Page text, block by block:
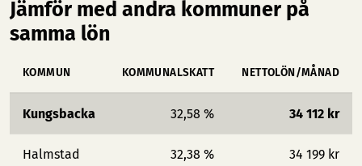
Jämför med andra kommuner på
samma lön
KOMMUN KOMMUNALSKATT NETTOLÖN/MÅNAD
Kungsbacka 32,58 % 34 112 kr
Halmstad 32,38 % 34 199 kr